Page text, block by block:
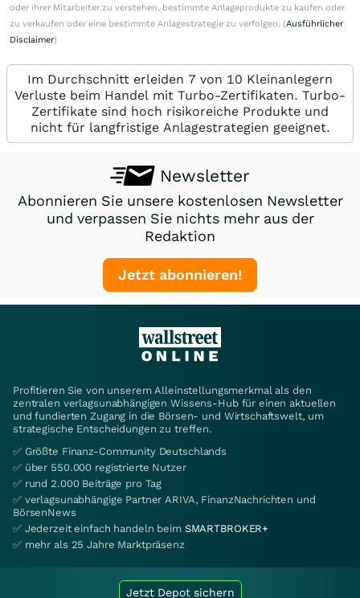
oder ihrer Mitarbeiter zu verstehen, bestimmte Anlageprodukte zu kaufen oder
zu verkaufen oder eine bestimmte Anlagestrategie zu verfolgen. (Ausführlicher
Disclaimer)
Im Durchschnitt erleiden 7 von 10 Kleinanlegern
Verluste beim Handel mit Turbo-Zertifikaten. Turbo-
Zertifikate sind hoch risikoreiche Produkte und
nicht für langfristige Anlagestrategien geeignet.
Newsletter
Abonnieren Sie unsere kostenlosen Newsletter
und verpassen Sie nichts mehr aus der
Redaktion
Jetzt abonnieren!
Profitieren Sie von unserem Alleinstellungsmerkmal als den
zentralen verlagsunabhängigen Wissens-Hub für einen aktuellen
und fundierten Zugang in die Börsen- und Wirtschaftswelt, um
strategische Entscheidungen zu treffen.
✅ Größte Finanz-Community Deutschlands
✅ über 550.000 registrierte Nutzer
✅ rund 2.000 Beiträge pro Tag
✅ verlagsunabhängige Partner ARIVA, FinanzNachrichten und
BörsenNews
✅ Jederzeit einfach handeln beim SMARTBROKER+
✅ mehr als 25 Jahre Marktpräsenz
Jetzt Depot sichern